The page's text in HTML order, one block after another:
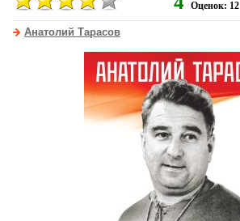
Оценок: 12
Анатолий Тарасов